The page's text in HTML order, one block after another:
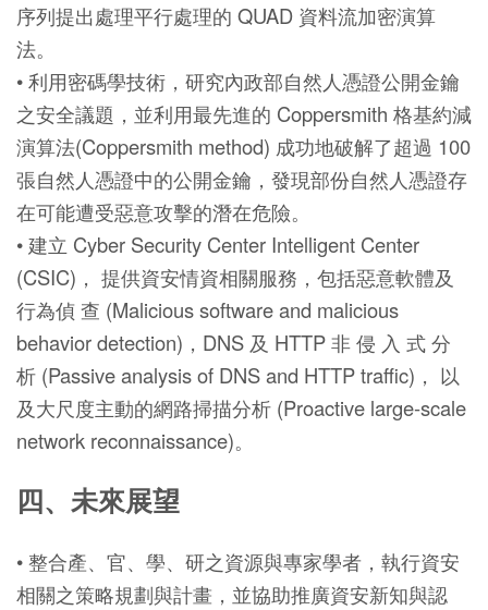
序列提出處理平行處理的 QUAD 資料流加密演算
法。
• 利用密碼學技術，研究內政部自然人憑證公開金鑰
之安全議題，並利用最先進的 Coppersmith 格基約減
演算法(Coppersmith method) 成功地破解了超過 100
張自然人憑證中的公開金鑰，發現部份自然人憑證存
在可能遭受惡意攻擊的潛在危險。
• 建立 Cyber Security Center Intelligent Center
(CSIC)， 提供資安情資相關服務，包括惡意軟體及
行為偵 查 (Malicious software and malicious
behavior detection)，DNS 及 HTTP 非 侵 入 式 分
析 (Passive analysis of DNS and HTTP traffic)， 以
及大尺度主動的網路掃描分析 (Proactive large-scale
network reconnaissance)。
四、未來展望
• 整合產、官、學、研之資源與專家學者，執行資安
相關之策略規劃與計畫，並協助推廣資安新知與認